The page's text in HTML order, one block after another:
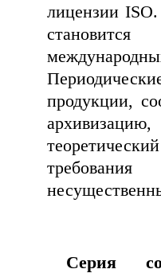
лицензии
продукции,
Серия